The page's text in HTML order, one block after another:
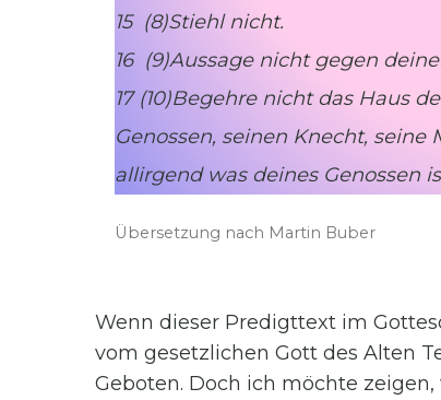
15 (8)Stiehl nicht.
16 (9)Aussage nicht gegen
17 (10)Begehre nicht das Haus
Genossen, seinen Knecht, seine
allirgend was deines Genossen
Übersetzung nach Martin Buber
Wenn dieser Predigttext im
vom gesetzlichen Gott des Alten
Geboten. Doch ich möchte